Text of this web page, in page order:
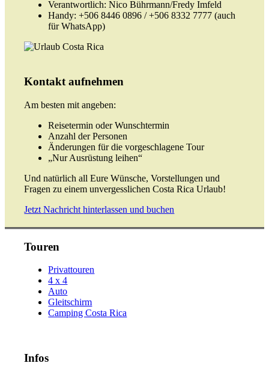
Verantwortlich: Nico Bührmann/Fredy Imfeld
Handy: +506 8446 0896 / +506 8332 7777 (auch
für WhatsApp)
Kontakt aufnehmen
Am besten mit angeben:
Reisetermin oder Wunschtermin
Anzahl der Personen
Änderungen für die vorgeschlagene Tour
„Nur Ausrüstung leihen“
Und natürlich all Eure Wünsche, Vorstellungen und
Fragen zu einem unvergesslichen Costa Rica Urlaub!
Jetzt Nachricht hinterlassen und buchen
Touren
Privattouren
4 x 4
Auto
Gleitschirm
Camping Costa Rica
Infos